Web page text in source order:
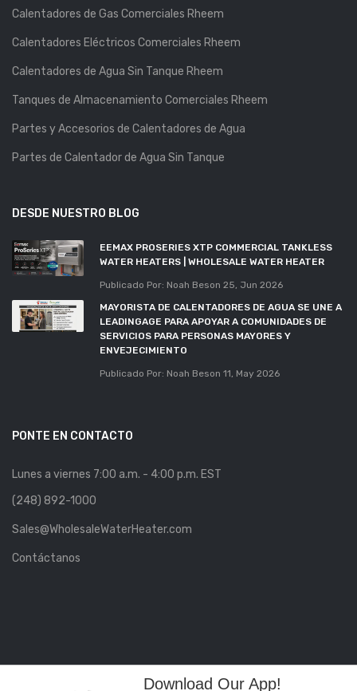
Calentadores de Gas Comerciales Rheem
Calentadores Eléctricos Comerciales Rheem
Calentadores de Agua Sin Tanque Rheem
Tanques de Almacenamiento Comerciales Rheem
Partes y Accesorios de Calentadores de Agua
Partes de Calentador de Agua Sin Tanque
DESDE NUESTRO BLOG
EEMAX PROSERIES XTP COMMERCIAL TANKLESS
WATER HEATERS | WHOLESALE WATER HEATER
Publicado Por: Noah Beson 25, Jun 2026
MAYORISTA DE CALENTADORES DE AGUA SE UNE A
LEADINGAGE PARA APOYAR A COMUNIDADES DE
SERVICIOS PARA PERSONAS MAYORES Y
ENVEJECIMIENTO
Publicado Por: Noah Beson 11, May 2026
PONTE EN CONTACTO
Lunes a viernes 7:00 a.m. - 4:00 p.m. EST
(248) 892-1000
Sales@WholesaleWaterHeater.com
Contáctanos
Download Our App!